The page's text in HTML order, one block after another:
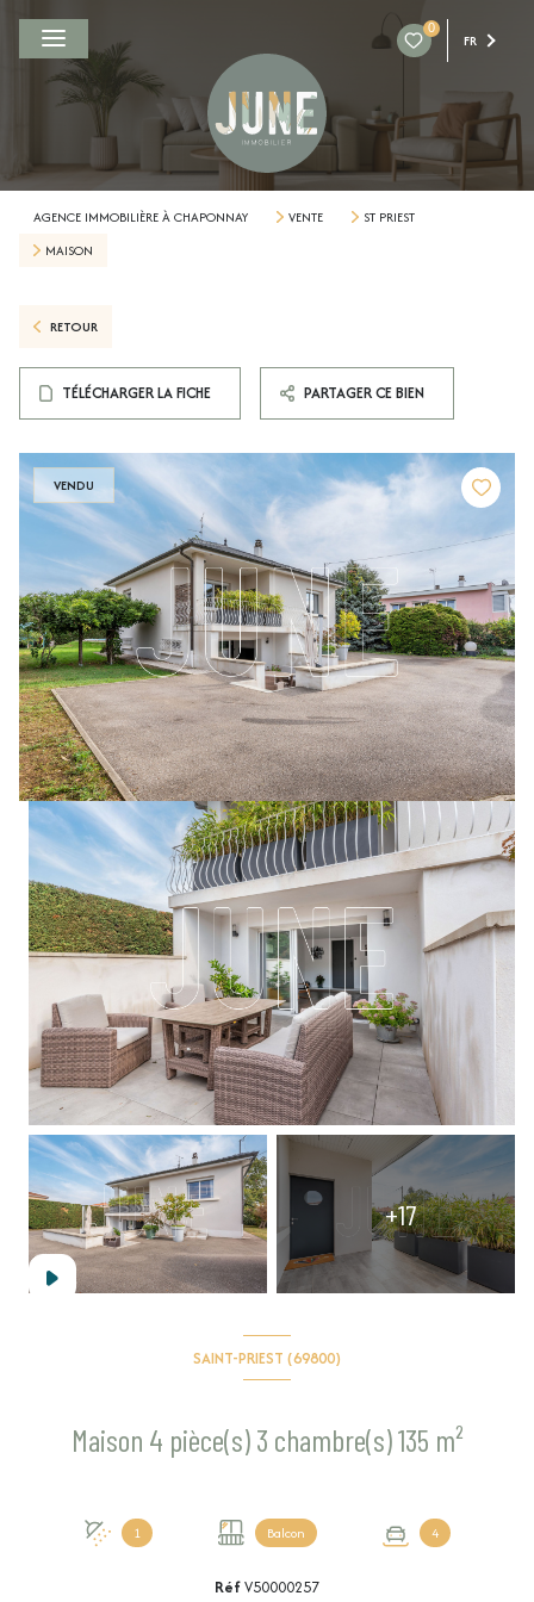
0
FR
AGENCE IMMOBILIÈRE À CHAPONNAY VENTE
ST PRIEST
MAISON
RETOUR
TÉLÉCHARGER LA FICHE PARTAGER CE BIEN
VENDU
+17
SAINT-PRIEST (69800)
Maison 4 pièce(s) 3 chambre(s) 135 m²
1 Balcon 4
RéfV50000257